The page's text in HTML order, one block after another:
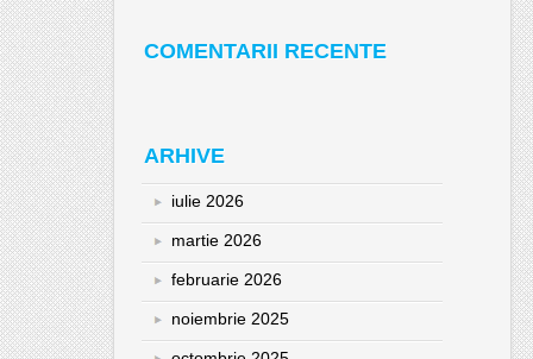
COMENTARII RECENTE
ARHIVE
iulie 2026
martie 2026
februarie 2026
noiembrie 2025